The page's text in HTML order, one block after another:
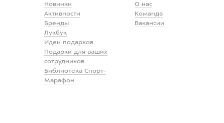
Новинки
Активности
Бренды
Лукбук
Идеи подарков
Подарки для ваших
сотрудников
Библиотека Спорт-
Марафон
О нас
Команда
Вакансии